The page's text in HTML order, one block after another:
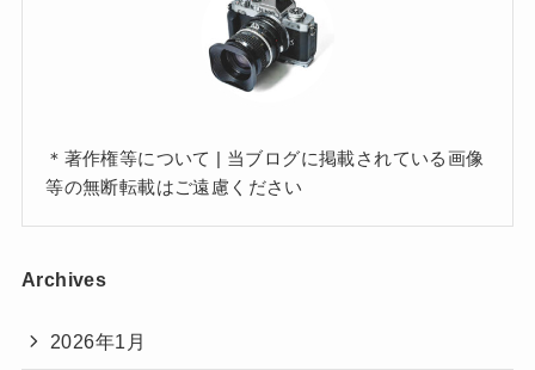
＊著作権等について | 当ブログに掲載されている画像
等の無断転載はご遠慮ください
Archives
2026年1月